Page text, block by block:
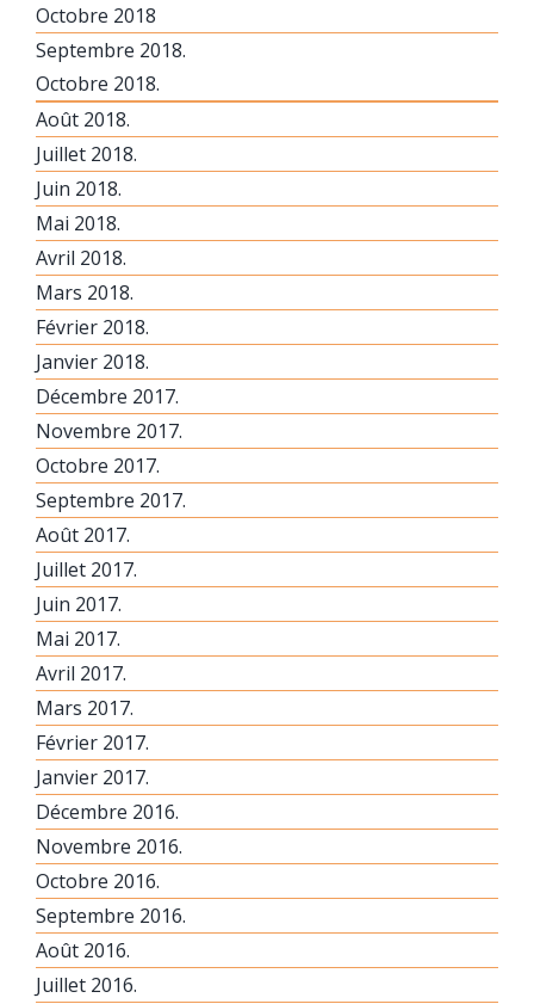
Octobre 2018
Septembre 2018.
Octobre 2018.
Août 2018.
Juillet 2018.
Juin 2018.
Mai 2018.
Avril 2018.
Mars 2018.
Février 2018.
Janvier 2018.
Décembre 2017.
Novembre 2017.
Octobre 2017.
Septembre 2017.
Août 2017.
Juillet 2017.
Juin 2017.
Mai 2017.
Avril 2017.
Mars 2017.
Février 2017.
Janvier 2017.
Décembre 2016.
Novembre 2016.
Octobre 2016.
Septembre 2016.
Août 2016.
Juillet 2016.